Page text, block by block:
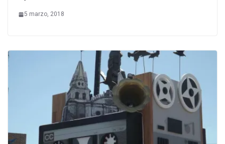
5 marzo, 2018